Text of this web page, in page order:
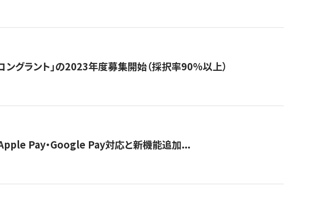
グラント」の2023年度募集開始（採択率90%以上）
Apple Pay・Google Pay対応と新機能追加...